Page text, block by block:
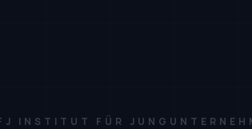
INSTITUT FÜR